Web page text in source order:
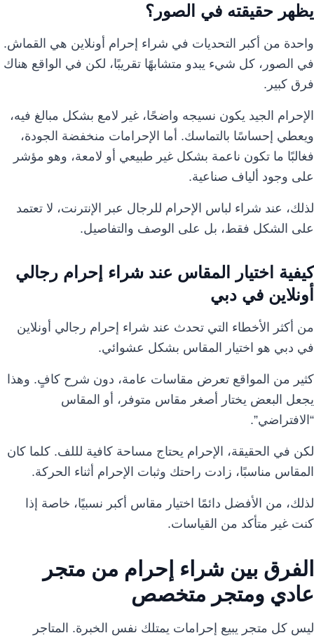
يظهر حقيقته في الصور؟
واحدة من أكبر التحديات في شراء إحرام أونلاين هي القماش.
في الصور، كل شيء يبدو متشابهًا تقريبًا، لكن في الواقع هناك
فرق كبير.
الإحرام الجيد يكون نسيجه واضحًا، غير لامع بشكل مبالغ فيه،
ويعطي إحساسًا بالتماسك. أما الإحرامات منخفضة الجودة،
فغالبًا ما تكون ناعمة بشكل غير طبيعي أو لامعة، وهو مؤشر
على وجود ألياف صناعية.
لذلك، عند شراء لباس الإحرام للرجال عبر الإنترنت، لا تعتمد
على الشكل فقط، بل على الوصف والتفاصيل.
كيفية اختيار المقاس عند شراء إحرام رجالي
أونلاين في دبي
من أكثر الأخطاء التي تحدث عند شراء إحرام رجالي أونلاين
في دبي هو اختيار المقاس بشكل عشوائي.
كثير من المواقع تعرض مقاسات عامة، دون شرح كافٍ. وهذا
يجعل البعض يختار أصغر مقاس متوفر، أو المقاس
“الافتراضي”.
لكن في الحقيقة، الإحرام يحتاج مساحة كافية لللف. كلما كان
المقاس مناسبًا، زادت راحتك وثبات الإحرام أثناء الحركة.
لذلك، من الأفضل دائمًا اختيار مقاس أكبر نسبيًا، خاصة إذا
كنت غير متأكد من القياسات.
الفرق بين شراء إحرام من متجر
عادي ومتجر متخصص
ليس كل متجر يبيع إحرامات يمتلك نفس الخبرة. المتاجر